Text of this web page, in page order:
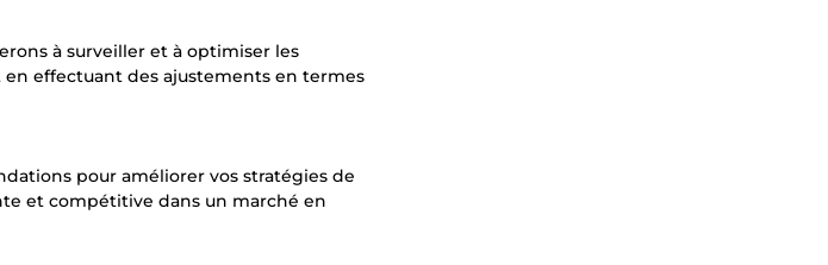
à surveiller et à optimiser les
effectuant des ajustements en termes
pour améliorer vos stratégies de
et compétitive dans un marché en